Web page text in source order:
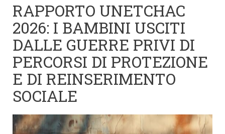
RAPPORTO UNETCHAC
2026: I BAMBINI USCITI
DALLE GUERRE PRIVI DI
PERCORSI DI PROTEZIONE
E DI REINSERIMENTO
SOCIALE